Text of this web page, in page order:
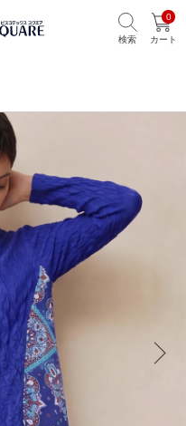
検索
0
カート